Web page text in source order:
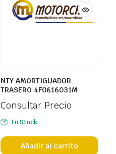
NTY AMORTIGUADOR
TRASERO 4F0616031M
Consultar Precio
En Stock
Añadir al carrito